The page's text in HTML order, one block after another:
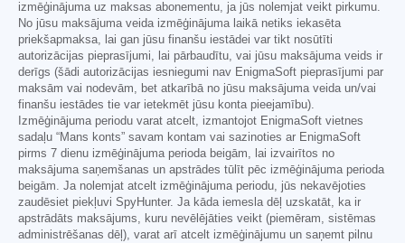
izmēģinājuma uz maksas abonementu, ja jūs nolemjat veikt pirkumu.
No jūsu maksājuma veida izmēģinājuma laikā netiks iekasēta
priekšapmaksa, lai gan jūsu finanšu iestādei var tikt nosūtīti
autorizācijas pieprasījumi, lai pārbaudītu, vai jūsu maksājuma veids ir
derīgs (šādi autorizācijas iesniegumi nav EnigmaSoft pieprasījumi par
maksām vai nodevām, bet atkarībā no jūsu maksājuma veida un/vai
finanšu iestādes tie var ietekmēt jūsu konta pieejamību).
Izmēģinājuma periodu varat atcelt, izmantojot EnigmaSoft vietnes
sadaļu “Mans konts” savam kontam vai sazinoties ar EnigmaSoft
pirms 7 dienu izmēģinājuma perioda beigām, lai izvairītos no
maksājuma saņemšanas un apstrādes tūlīt pēc izmēģinājuma perioda
beigām. Ja nolemjat atcelt izmēģinājuma periodu, jūs nekavējoties
zaudēsiet piekļuvi SpyHunter. Ja kāda iemesla dēļ uzskatāt, ka ir
apstrādāts maksājums, kuru nevēlējāties veikt (piemēram, sistēmas
administrēšanas dēļ), varat arī atcelt izmēģinājumu un saņemt pilnu